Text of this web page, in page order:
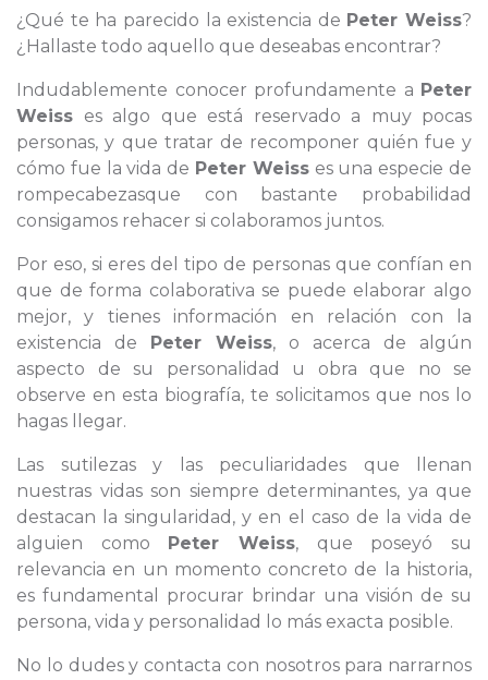
¿Qué te ha parecido la existencia de Peter Weiss?
¿Hallaste todo aquello que deseabas encontrar?
Indudablemente conocer profundamente a Peter
Weiss es algo que está reservado a muy pocas
personas, y que tratar de recomponer quién fue y
cómo fue la vida de Peter Weisses una especie de
rompecabezasque con bastante probabilidad
consigamos rehacer si colaboramos juntos.
Por eso, si eres del tipo de personas que confían en
que de forma colaborativa se puede elaborar algo
mejor, y tienes información en relación con la
existencia de Peter Weiss, o acerca de algún
aspecto de su personalidad u obra que no se
observe en esta biografía, te solicitamos que nos lo
hagas llegar.
Las sutilezas y las peculiaridades que llenan
nuestras vidas son siempre determinantes, ya que
destacan la singularidad, y en el caso de la vida de
alguien como Peter Weiss, que poseyó su
relevancia en un momento concreto de la historia,
es fundamental procurar brindar una visión de su
persona, vida y personalidad lo más exacta posible.
No lo dudes y contacta con nosotros para narrarnos